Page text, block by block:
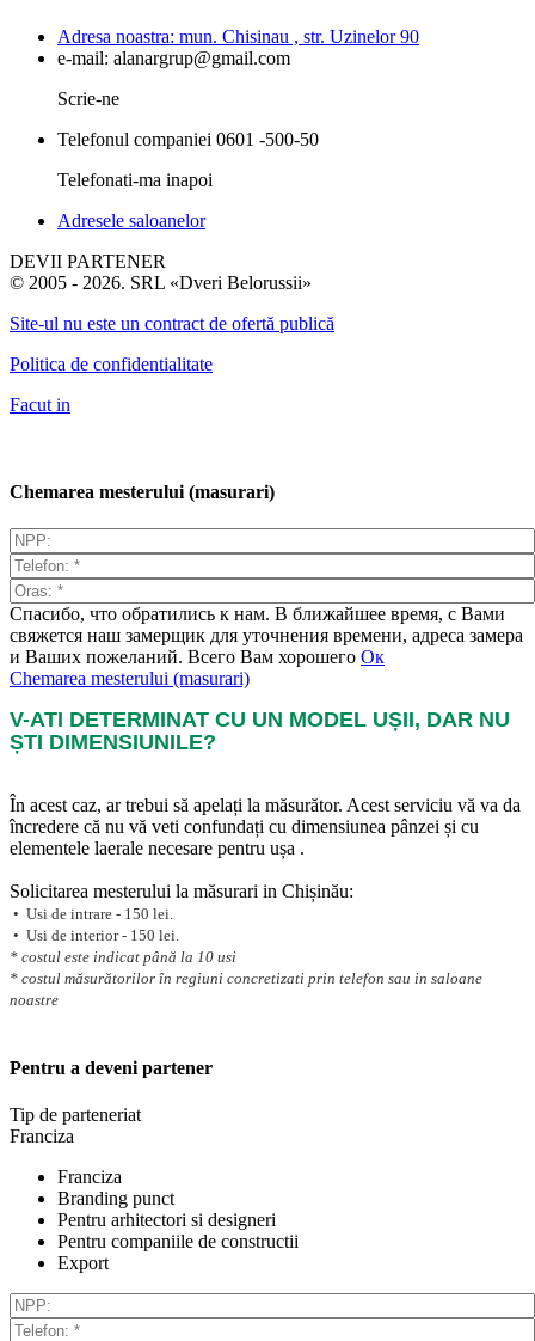
Adresa noastra: mun. Chisinau , str. Uzinelor 90
e-mail: alanargrup@gmail.com
Scrie-ne
Telefonul companiei 0601 -500-50
Telefonati-ma inapoi
Adresele saloanelor
DEVII PARTENER
© 2005 - 2026. SRL «Dveri Belorussii»
Site-ul nu este un contract de ofertă publică
Politica de confidentialitate
Facut in
Chemarea mesterului (masurari)
Спасибо, что обратились к нам. В ближайшее время, с Вами
свяжется наш замерщик для уточнения времени, адреса замера
и Ваших пожеланий. Всего Вам хорошего Ок
Chemarea mesterului (masurari)
V-ATI DETERMINAT CU UN MODEL UȘII, DAR NU
ȘTI DIMENSIUNILE?
În acest caz, ar trebui să apelați la măsurător. Acest serviciu vă va da
încredere că nu vă veti confundați cu dimensiunea pânzei și cu
elementele laerale necesare pentru ușa .
Solicitarea mesterului la măsurari in Chișinău:
• Usi de intrare - 150 lei.
• Usi de interior - 150 lei.
* costul este indicat până la 10 usi
* costul măsurătorilor în regiuni concretizati prin telefon sau in saloane
noastre
Pentru a deveni partener
Tip de parteneriat
Franciza
Franciza
Branding punct
Pentru arhitectori si designeri
Pentru companiile de constructii
Export